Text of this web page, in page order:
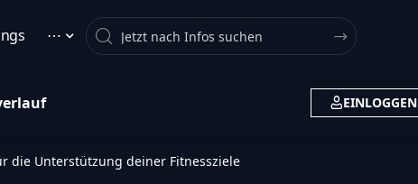
⋯ Search
EINLOGGEN
die Unterstützung deiner Fitnessziele